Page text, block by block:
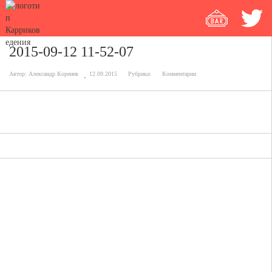
2015-09-12 11-52-07
Автор: Александр Коренев 12.09.2015 Рубрика: Комментарии